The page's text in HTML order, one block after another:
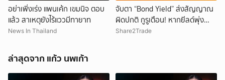
อย่าเพิ่งเร่ง แพนเค้ก เขมนิจ ตอบ
แล้ว สาเหตุยังไร้แววมีทายาท
News In Thailand
จับตา “Bond Yield” ส่งสัญญาณ
ผิดปกติ กูรูเตือน! หากยีลด์พุ่ง
พร้อมหุ้นขึ้น แรงกระแทกตลาดอาจ
Share2Trade
ล่าสุดจาก แก้ว นพเก้า